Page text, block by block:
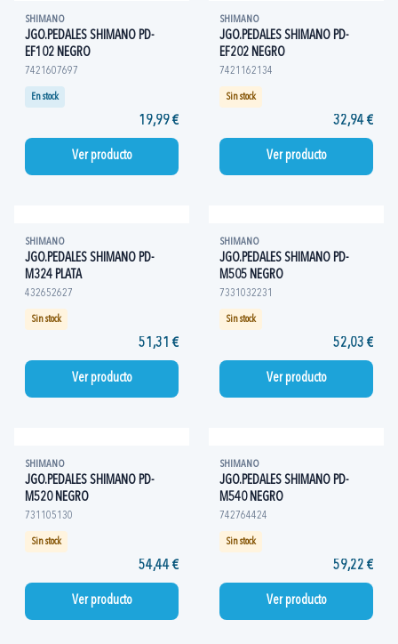
SHIMANO
JGO.PEDALES SHIMANO PD-
EF102 NEGRO
7421607697
En stock
19,99 €
Ver producto
SHIMANO
JGO.PEDALES SHIMANO PD-
EF202 NEGRO
7421162134
Sin stock
32,94 €
Ver producto
SHIMANO
JGO.PEDALES SHIMANO PD-
M324 PLATA
432652627
Sin stock
51,31 €
Ver producto
SHIMANO
JGO.PEDALES SHIMANO PD-
M505 NEGRO
7331032231
Sin stock
52,03 €
Ver producto
SHIMANO
JGO.PEDALES SHIMANO PD-
M520 NEGRO
731105130
Sin stock
54,44 €
Ver producto
SHIMANO
JGO.PEDALES SHIMANO PD-
M540 NEGRO
742764424
Sin stock
59,22 €
Ver producto